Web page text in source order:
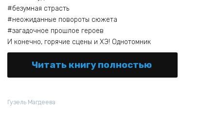
#безумная страсть
#неожиданные повороты сюжета
#загадочное прошлое героев
И конечно, горячие сцены и ХЭ! Однотомник
Читать книгу полностью
Гузель Магдеева